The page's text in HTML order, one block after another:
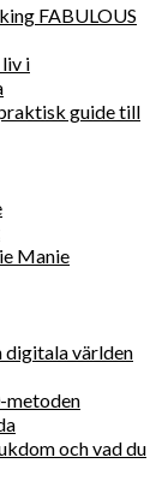
FABULOUS
i
guide till
Manie
digitala världen
metoden
och vad du